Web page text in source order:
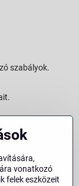
szabályok.
vonatkozó
felek eszközeit